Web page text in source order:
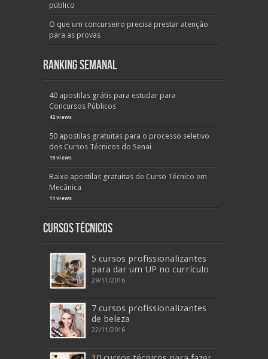
público
O que um concurseiro precisa prestar atenção
para as provas
Ranking Semanal
40 apostilas grátis para estudar para
Concursos Públicos
42 views
50 apostilas gratuitas para o processo seletivo
dos Cursos Técnicos do Senai
15 views
Baixe apostilas gratuitas de Curso Técnico em
Mecânica
11 views
Cursos Técnicos
5 cursos profissionalizantes
para dar um UP no currículo
29/11/2016
7 cursos profissionalizantes
de beleza
22/11/2016